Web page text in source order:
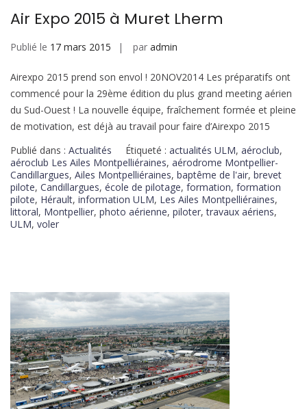
Air Expo 2015 à Muret Lherm
Publié le 17 mars 2015 par admin
Airexpo 2015 prend son envol ! 20NOV2014 Les préparatifs ont
commencé pour la 29ème édition du plus grand meeting aérien
du Sud-Ouest ! La nouvelle équipe, fraîchement formée et pleine
de motivation, est déjà au travail pour faire d’Airexpo 2015
Publié dans : Actualités Étiqueté : actualités ULM, aéroclub,
aéroclub Les Ailes Montpelliéraines, aérodrome Montpellier-
Candillargues, Ailes Montpelliéraines, baptême de l'air, brevet
pilote, Candillargues, école de pilotage, formation, formation
pilote, Hérault, information ULM, Les Ailes Montpelliéraines,
littoral, Montpellier, photo aérienne, piloter,travaux aériens,
ULM, voler